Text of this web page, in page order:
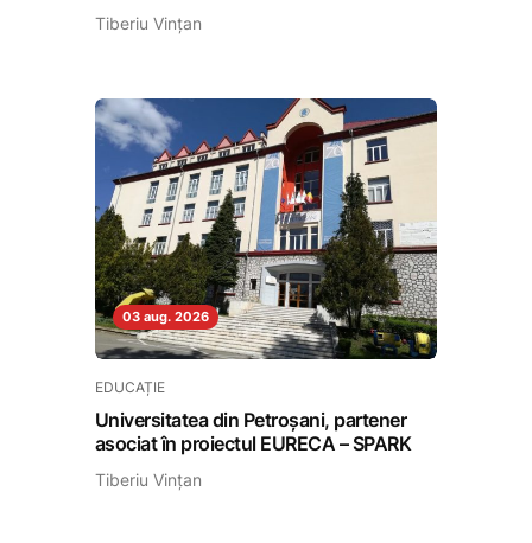
Tiberiu Vințan
03 aug. 2026
EDUCAȚIE
Universitatea din Petroșani, partener
asociat în proiectul EURECA – SPARK
Tiberiu Vințan